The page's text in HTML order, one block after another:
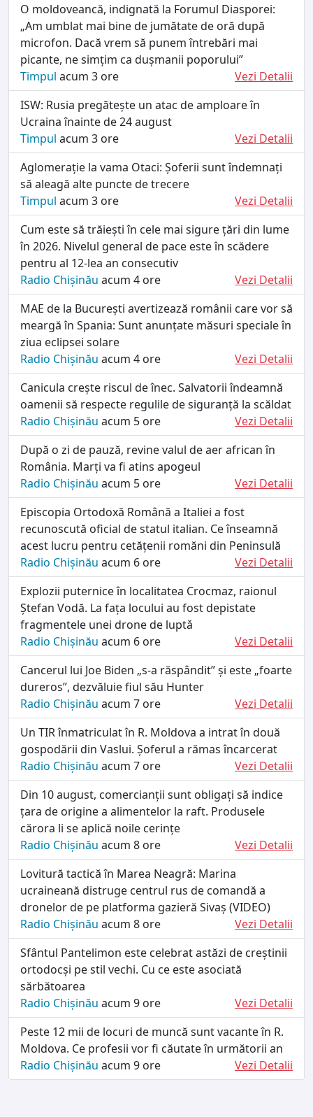
O moldoveancă, indignată la Forumul Diasporei:
„Am umblat mai bine de jumătate de oră după
microfon. Dacă vrem să punem întrebări mai
picante, ne simțim ca dușmanii poporului”
Timpul acum 3 ore
Vezi Detalii
ISW: Rusia pregătește un atac de amploare în
Ucraina înainte de 24 august
Timpul acum 3 ore
Vezi Detalii
Aglomerație la vama Otaci: Șoferii sunt îndemnați
să aleagă alte puncte de trecere
Timpul acum 3 ore
Vezi Detalii
Cum este să trăiești în cele mai sigure țări din lume
în 2026. Nivelul general de pace este în scădere
pentru al 12-lea an consecutiv
Radio Chișinău acum 4 ore
Vezi Detalii
MAE de la București avertizează românii care vor să
meargă în Spania: Sunt anunțate măsuri speciale în
ziua eclipsei solare
Radio Chișinău acum 4 ore
Vezi Detalii
Canicula crește riscul de înec. Salvatorii îndeamnă
oamenii să respecte regulile de siguranță la scăldat
Radio Chișinău acum 5 ore
Vezi Detalii
După o zi de pauză, revine valul de aer african în
România. Marți va fi atins apogeul
Radio Chișinău acum 5 ore
Vezi Detalii
Episcopia Ortodoxă Română a Italiei a fost
recunoscută oficial de statul italian. Ce înseamnă
acest lucru pentru cetățenii romăni din Peninsulă
Radio Chișinău acum 6 ore
Vezi Detalii
Explozii puternice în localitatea Crocmaz, raionul
Ștefan Vodă. La fața locului au fost depistate
fragmentele unei drone de luptǎ
Radio Chișinău acum 6 ore
Vezi Detalii
Cancerul lui Joe Biden „s-a răspândit” și este „foarte
dureros”, dezvăluie fiul său Hunter
Radio Chișinău acum 7 ore
Vezi Detalii
Un TIR înmatriculat în R. Moldova a intrat în două
gospodării din Vaslui. Șoferul a rămas încarcerat
Radio Chișinău acum 7 ore
Vezi Detalii
Din 10 august, comercianții sunt obligați să indice
țara de origine a alimentelor la raft. Produsele
cărora li se aplică noile cerințe
Radio Chișinău acum 8 ore
Vezi Detalii
Lovitură tactică în Marea Neagră: Marina
ucraineană distruge centrul rus de comandă a
dronelor de pe platforma gazieră Sivaș (VIDEO)
Radio Chișinău acum 8 ore
Vezi Detalii
Sfântul Pantelimon este celebrat astăzi de creștinii
ortodocși pe stil vechi. Cu ce este asociată
sărbătoarea
Radio Chișinău acum 9 ore
Vezi Detalii
Peste 12 mii de locuri de muncă sunt vacante în R.
Moldova. Ce profesii vor fi căutate în următorii an
Radio Chișinău acum 9 ore Vezi Detalii